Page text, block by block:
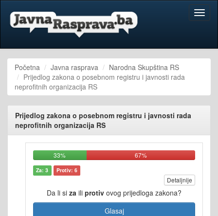
Početna Javna rasprava
Narodna Skupština RS
Prijedlog zakona o posebnom registru i javnosti rada
neprofitnih organizacija RS
Prijedlog zakona o posebnom registru i javnosti rada
neprofitnih organizacija RS
33% 67%
Za: 3 Protiv: 6
Detaljnije
Da li si za ili protiv ovog prijedloga zakona?
Glasaj